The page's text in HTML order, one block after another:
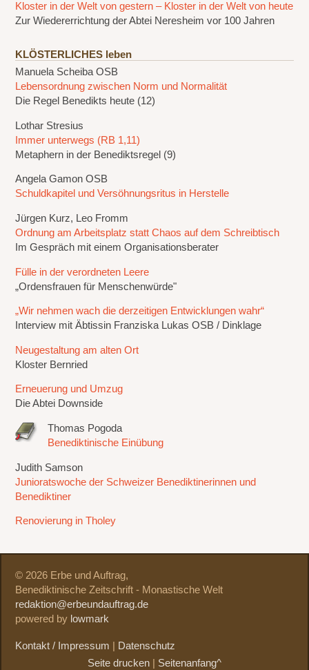
Kloster in der Welt von gestern – Kloster in der Welt von heute
Zur Wiedererrichtung der Abtei Neresheim vor 100 Jahren
KLÖSTERLICHES leben
Manuela Scheiba OSB
Lebensordnung zwischen Norm und Normalität
Die Regel Benedikts heute (12)
Lothar Stresius
Immer unterwegs (RB 1,11)
Metaphern in der Benediktsregel (9)
Angela Gamon OSB
Schuldkapitel und Versöhnungsritus in Herstelle
Jürgen Kurz, Leo Fromm
Ordnung am Arbeitsplatz statt Chaos auf dem Schreibtisch
Im Gespräch mit einem Organisationsberater
Fülle in der verordneten Leere
„Ordensfrauen für Menschenwürde"
„Wir nehmen wach die derzeitigen Entwicklungen wahr“
Interview mit Äbtissin Franziska Lukas OSB / Dinklage
Neugestaltung am alten Ort
Kloster Bernried
Erneuerung und Umzug
Die Abtei Downside
Thomas Pogoda
Benediktinische Einübung
Judith Samson
Junioratswoche der Schweizer Benediktinerinnen und
Benediktiner
Renovierung in Tholey
© 2026 Erbe und Auftrag,
Benediktinische Zeitschrift - Monastische Welt
redaktion@erbeundauftrag.de
powered by lowmark
Kontakt / Impressum
Datenschutz
Seite drucken
Seitenanfang^